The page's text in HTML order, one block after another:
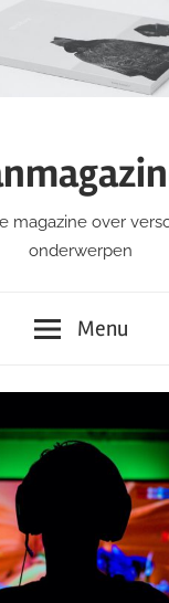
magazine over
onderwerpen
Menu